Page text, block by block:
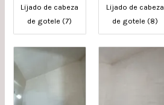
Lijado de cabeza
de gotele (7)
Lijado de cabeza
de gotele (8)